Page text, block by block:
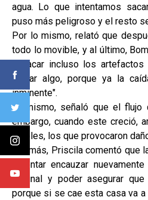
agua. Lo que intentamos
puso más peligroso y el resto
Por lo mismo, relató que
todo lo movible, y al último,
a sacar incluso los
salvar algo, porque ya la
inminente".
Asimismo, señaló que el flujo
embargo, cuando este creció,
árboles, los que provocaron
Además, Priscila comentó que
"intentar encauzar
original y poder asegurar
porque si se cae esta casa va